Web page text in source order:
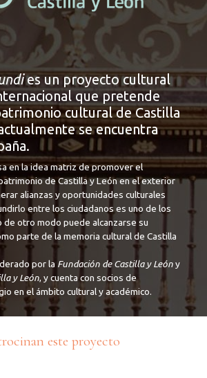
es un proyecto cultural
que pretende
cultural de Castilla
se encuentra
en la idea matriz de promover el
de Castilla y León en el exterior
alianzas y oportunidades culturales
entre los ciudadanos es uno de los
de otro modo puede alcanzarse su
parte de la memoria cultural de Castilla
por la Fundación de Castilla y Leóny
y León, y cuenta con socios de
en el ámbito cultural y académico.
este proyecto